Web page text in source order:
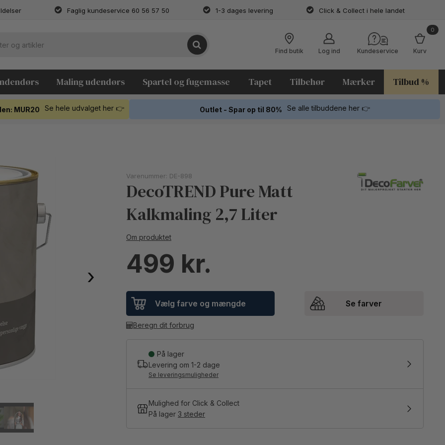
Faglig kundeservice 60 56 57 50 1-3 dages levering Click & Collect i hele landet
Find butik Log ind Kundeservice
0
Kurv
Maling udendørs Spartel og fugemasse Tapet Tilbehør Mærker Tilbud %
MUR20 Se hele udvalget her 👉 Outlet - Spar op til 80% Se alle tilbuddene her 👉
›
Varenummer: DE-898
DecoTREND Pure Matt
Kalkmaling 2,7 Liter
Om produktet
499
Vælg farve og mængde Se farver
Beregn dit forbrug
På lager
Levering om 1-2 dage
Se leveringsmuligheder
Mulighed for Click & Collect
På lager 3 steder